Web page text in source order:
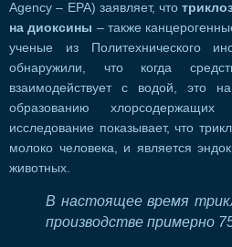
Agency – EPA) заявляет, что
на диоксины – также
ученые из Политехнического
обнаружили, что когда
взаимодействует с водой, это
образованию
исследование показывает, что
молоко человека, и является
животных.
В настоящее время
производстве примерно